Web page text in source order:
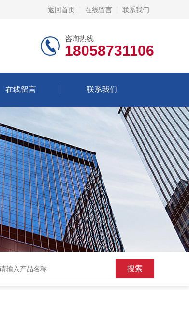
返回首页 在线留言 联系我们
咨询热线
18058731106
在线留言 联系我们